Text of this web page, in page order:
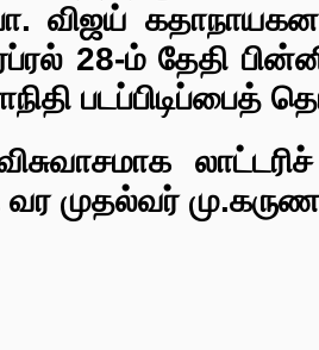
விஜய்
28-ம் தேதி
முதல்வர்